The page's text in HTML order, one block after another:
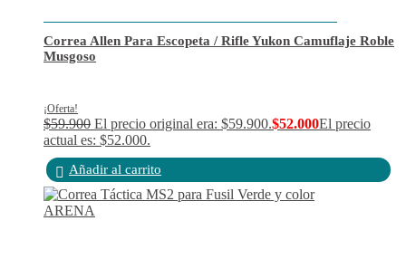
Correa Allen Para Escopeta / Rifle Yukon Camuflaje Roble
Musgoso
¡Oferta!
$59.900 El precio original era: $59.900.$52.000El precio
actual es: $52.000.
Añadir al carrito